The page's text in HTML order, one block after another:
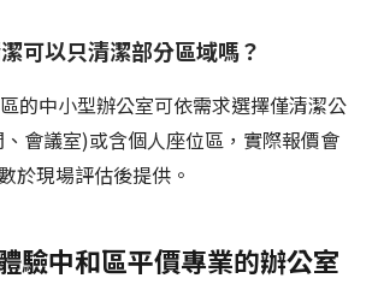
可以只清潔部分區域嗎？
的中小型辦公室可依需求選擇僅清潔公
會議室)或含個人座位區，實際報價會
於現場評估後提供。
驗中和區平價專業的辦公室